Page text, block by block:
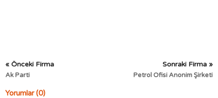
« Önceki Firma
Ak Parti
Sonraki Firma »
Petrol Ofisi Anonim Şirketi
Yorumlar (0)